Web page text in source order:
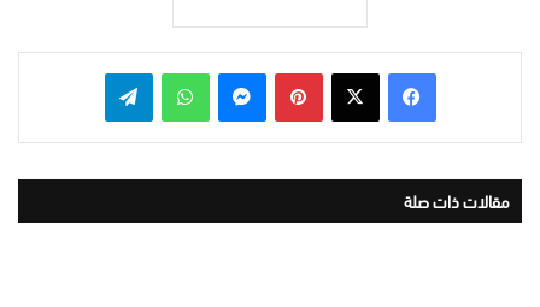
بينتيريست واتساب
مقالات ذات صلة